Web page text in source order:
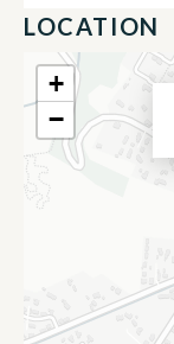
LOCATION
+
−